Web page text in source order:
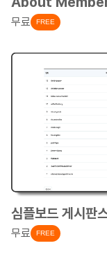
무료 FREE
심플보드 게시판
무료 FREE